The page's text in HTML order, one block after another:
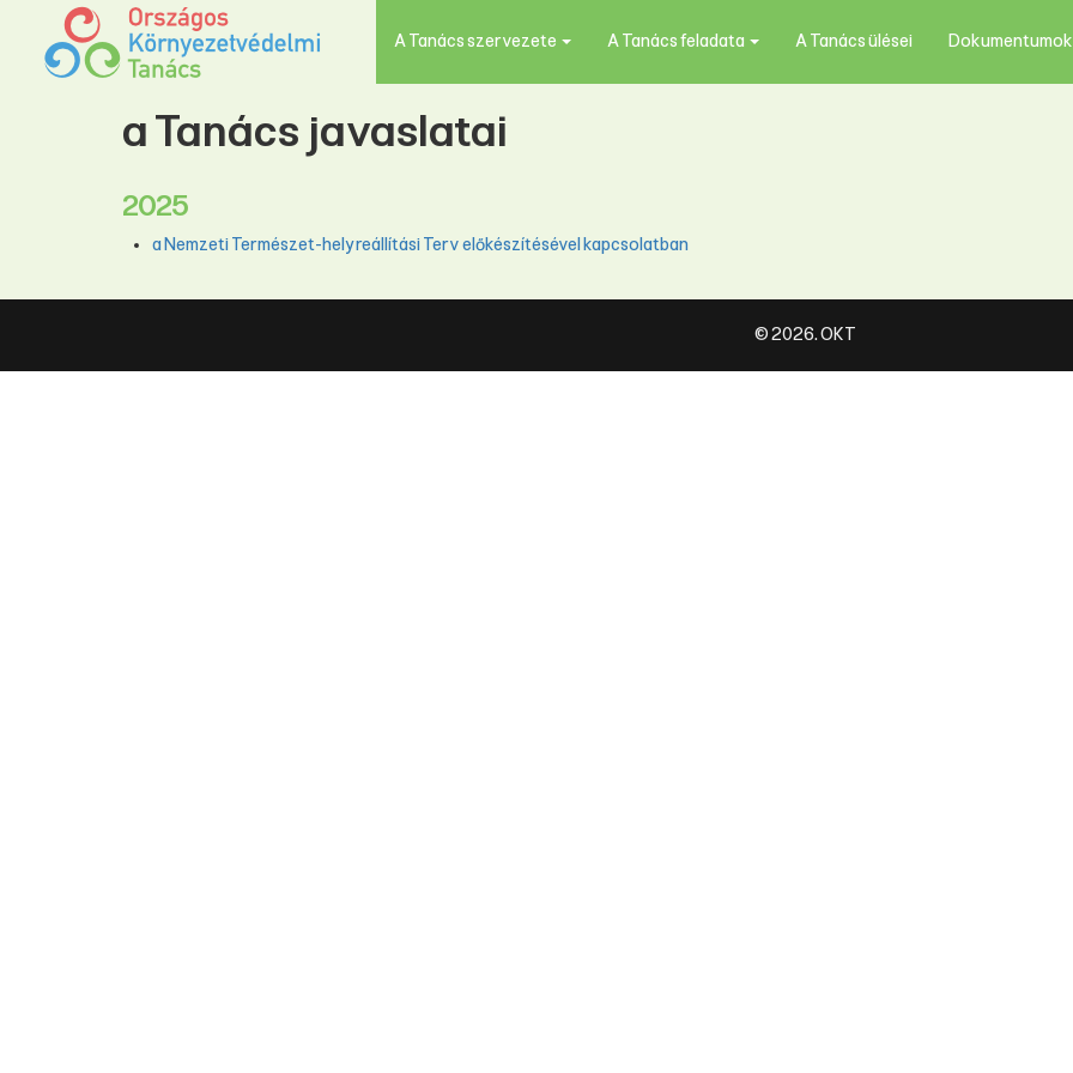
A Tanács szervezete A Tanács feladata A Tanács ülései Dokumentumok
a Tanács javaslatai
2025
a Nemzeti Természet-helyreállítási Terv előkészítésével kapcsolatban
© 2026. OKT